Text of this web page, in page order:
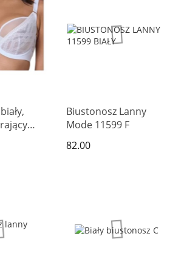
Biustonosz Lanny
Mode 11599 F
82.00